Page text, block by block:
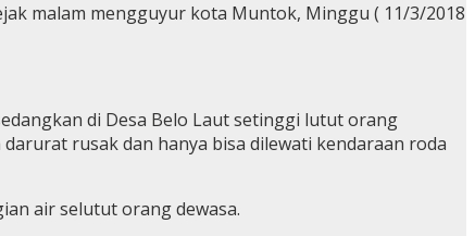
malam mengguyur kota Muntok, Minggu ( 11/3/2018
di Desa Belo Laut setinggi lutut orang
rusak dan hanya bisa dilewati kendaraan roda
air selutut orang dewasa.